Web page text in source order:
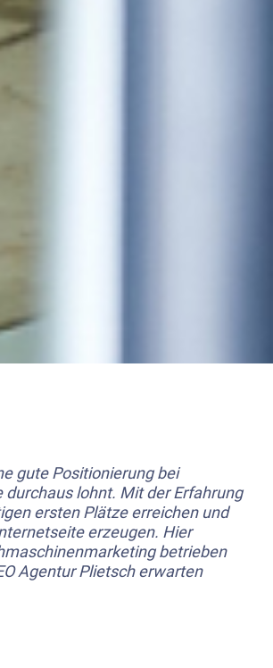
gute Positionierung bei
durchaus lohnt. Mit der Erfahrung
ersten Plätze erreichen und
erzeugen. Hier
betrieben
Agentur Plietsch erwarten